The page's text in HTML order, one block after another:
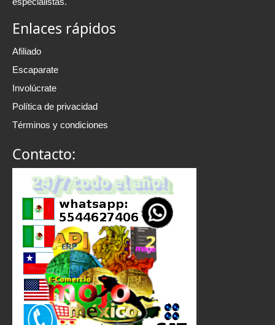
Enlaces rápidos
Afiliado
Escaparate
Involúcrate
Política de privacidad
Términos y condiciones
Contacto: